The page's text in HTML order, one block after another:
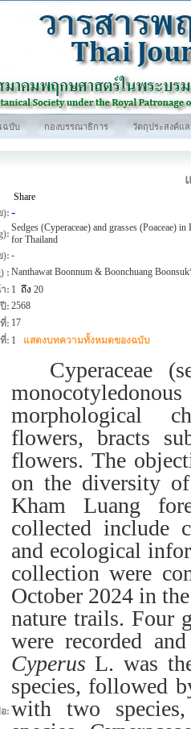
ฉบับ กองบรรณาธิการ วัตถุประสงค์แ
Share
): -
Sedges (Cyperaceae) and grasses (Poaceae)
for Thailand
): -
: Nanthawat Boonnum & Boonchuang
: 1 ถึง 20
ปี: 2568
: 17
: 1 แสดงบทความทั้งหมดของฉบับ
:
Cyperaceae (
morphological
flowers, bracts
flowers. The
on the diversity of
Kham Luang
collected include
and ecological
collection were
October 2024 in
nature trails. Four
were recorded
CyperusL. was
species, followed
with two